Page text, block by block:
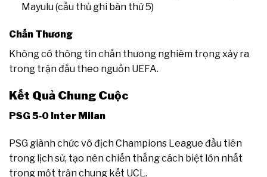
Mayulu (cầu thủ ghi bàn thứ 5)
Chấn Thương
Không có thông tin chấn thương nghiêm trọng xảy ra
trong trận đấu theo nguồn UEFA.
Kết Quả Chung Cuộc
PSG 5‑0 Inter Milan
PSG giành chức vô địch Champions League đầu tiên
trong lịch sử, tạo nên chiến thắng cách biệt lớn nhất
trong một trận chung kết UCL.